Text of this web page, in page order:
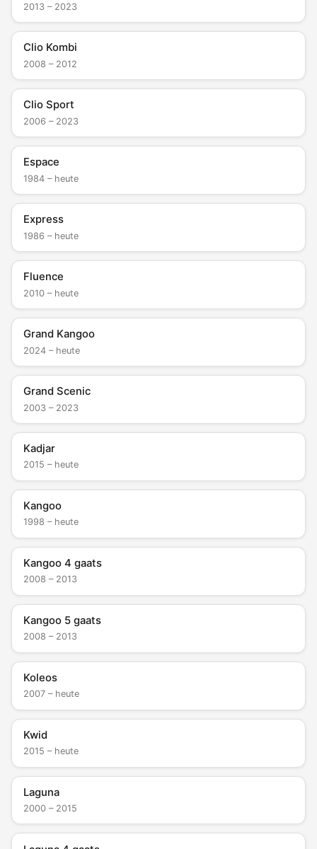
2013 – 2023
Clio Kombi
2008 – 2012
Clio Sport
2006 – 2023
Espace
1984 – heute
Express
1986 – heute
Fluence
2010 – heute
Grand Kangoo
2024 – heute
Grand Scenic
2003 – 2023
Kadjar
2015 – heute
Kangoo
1998 – heute
Kangoo 4 gaats
2008 – 2013
Kangoo 5 gaats
2008 – 2013
Koleos
2007 – heute
Kwid
2015 – heute
Laguna
2000 – 2015